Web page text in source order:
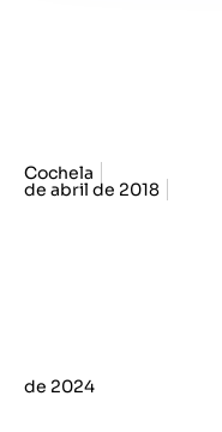
Cochela
de abril de 2018
de 2024